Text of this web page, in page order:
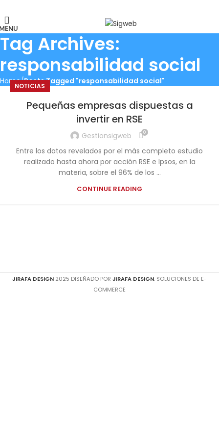
Tag Archives:
responsabilidad social
Home Posts Tagged "responsabilidad social"
NOTICIAS
Pequeñas empresas dispuestas a
invertir en RSE
Gestionsigweb 0
Entre los datos revelados por el más completo estudio
realizado hasta ahora por acción RSE e Ipsos, en la
materia, sobre el 96% de los ...
CONTINUE READING
JIRAFA DESIGN 2025 DISEÑADO POR JIRAFA DESIGN. SOLUCIONES DE E-
COMMERCE